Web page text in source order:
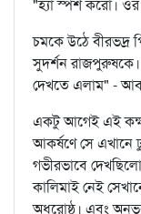
"হ্যাঁ স্পর্শ করো।
চমকে উঠে বীরভদ্র
সুদর্শন রাজপুরুষকে।
দেখতে এলাম" -
একটু আগেই এই কক্ষ
আকর্ষণে সে
গভীরভাবে
কালিমাই নেই
অধরোষ্ঠ। এবং